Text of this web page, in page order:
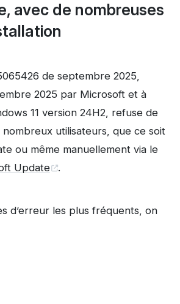
avec de nombreuses
de septembre 2025,
2025 par Microsoft et à
11 version 24H2, refuse de
nombreux utilisateurs, que ce soit
ou même manuellement via le
Update
.
d’erreur les plus fréquents, on